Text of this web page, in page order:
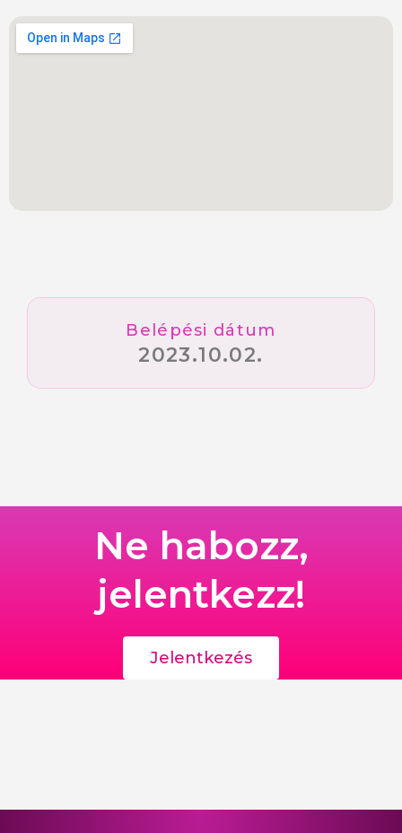
Belépési dátum
2023.10.02.
Ne habozz,
jelentkezz!
Jelentkezés